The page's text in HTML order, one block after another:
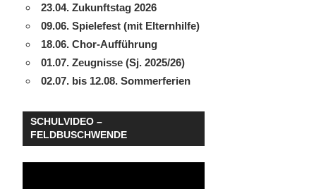
23.04. Zukunftstag 2026
09.06. Spielefest (mit Elternhilfe)
18.06. Chor-Aufführung
01.07. Zeugnisse (Sj. 2025/26)
02.07. bis 12.08. Sommerferien
SCHULVIDEO –
FELDBUSCHWENDE